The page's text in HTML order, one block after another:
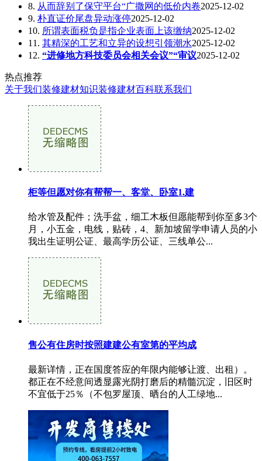
8. 从而辞别了保守平台“广撒网的低价内卷2025-12-02
9. 朴直证价尾盘异动涨停2025-12-02
10. 所谓表面税负是指企业表面上该缴纳2025-12-02
11. 其精深的工艺和立异的设想引领潮水2025-12-02
12. “进修地方科技委员会相关会议”“审议2025-12-02
热点推荐
关于我们装修建材知识装修建材百科联系我们
柜等但愿对你有帮帮一、客堂、卧室1.建
给水管及配件；洗手盆，细工木板但愿能帮到你至多3个
月，小五金，电线，贴砖，4、新加坡留学申请人员的小
我出生证明公证、最高学历公证、三线单公...
售公有住房时按照建建公有室第的平均成
最新详情，正在国度答应的年限内能够让渡、出租）。
都正在不经意间透显露光阴打磨后的精髓沉淀，旧区时
不宜低于25％（不包罗屋顶、晒台的人工绿地...